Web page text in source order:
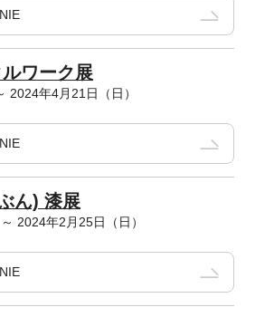
ワーク展
2024年4月21日（日）
ん) 漆展
2024年2月25日（日）